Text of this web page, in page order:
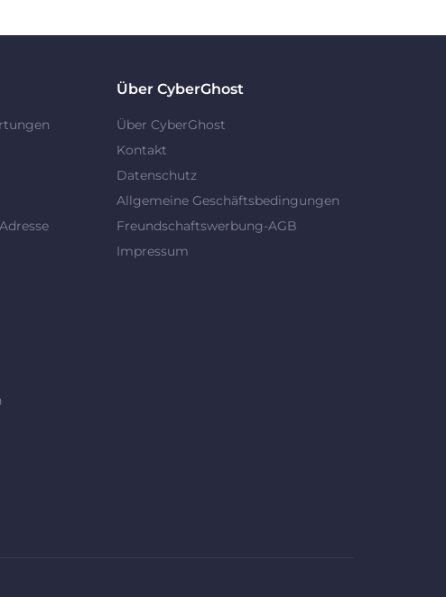
Über CyberGhost
Über CyberGhost
Kontakt
Datenschutz
Allgemeine Geschäftsbedingungen
Freundschaftswerbung-AGB
Impressum